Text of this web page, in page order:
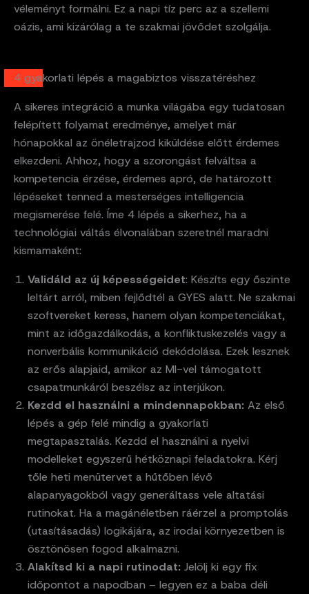
véleményt formálni. Ez a napi tíz perc az a szellemi
oázis, ami kizárólag a te szakmai jövődet szolgálja.
4 gyakorlati lépés a magabiztos visszatéréshez
A sikeres integráció a munka világába egy tudatosan
felépített folyamat eredménye, amelyet már
hónapokkal az önéletrajzod kiküldése előtt érdemes
elkezdeni. Ahhoz, hogy a szorongást felváltsa a
kompetencia érzése, érdemes apró, de határozott
lépéseket tenned a mesterséges intelligencia
megismerése felé. Íme 4 lépés a sikerhez, ha a
technológiai váltás élvonalában szeretnél maradni
kismamaként:
Validáld az új képességeidet: Készíts egy őszinte
leltárt arról, miben fejlődtél a GYES alatt. Ne szakmai
szoftvereket keress, hanem olyan kompetenciákat,
mint az időgazdálkodás, a konfliktuskezelés vagy a
nonverbális kommunikáció dekódolása. Ezek lesznek
az erős alapjaid, amikor az MI-vel támogatott
csapatmunkáról beszélsz az interjúkon.
Kezdd el használni a mindennapokban: Az első
lépés a gép felé mindig a gyakorlati
megtapasztalás. Kezdd el használni a nyelvi
modelleket egyszerű hétköznapi feladatokra. Kérj
tőle heti menütervet a hűtőben lévő
alapanyagokból vagy generáltass vele altatási
rutinokat. Ha a magánéletben ráérzel a promptolás
(utasításadás) logikájára, az irodai környezetben is
ösztönösen fogod alkalmazni.
Alakítsd ki a napi rutinodat: Jelölj ki egy fix
időpontot a napodban – legyen ez a baba déli